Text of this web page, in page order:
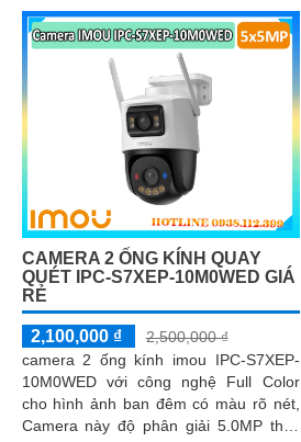
đem lại trải nghiệm giám sát an toàn và
hiệu quả cảnh báo chủ động khi có
phát hiện con người phát hiện phương
tiện
CAMERA 2 ỐNG KÍNH QUAY
QUÉT IPC-S7XEP-10M0WED GIÁ
RẺ
2,100,000 ₫
2,500,000 ₫
camera 2 ống kính imou IPC-S7XEP-
10M0WED với công nghệ Full Color
cho hình ảnh ban đêm có màu rõ nét,
Camera này độ phân giải 5.0MP thiết